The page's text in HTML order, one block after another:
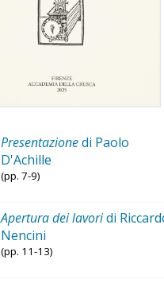
Presentazionedi Paolo
D'Achille
(pp. 7-9)
Apertura dei lavoridi
Nencini
(pp. 11-13)